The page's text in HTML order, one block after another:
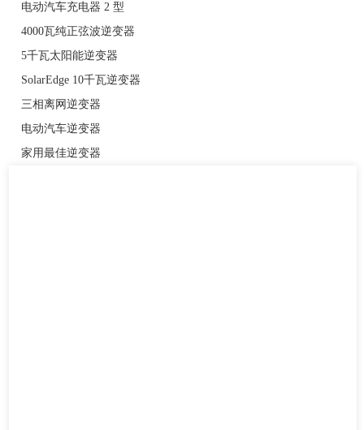
电动汽车充电器 2 型
4000瓦纯正弦波逆变器
5千瓦太阳能逆变器
SolarEdge 10千瓦逆变器
三相离网逆变器
电动汽车逆变器
家用最佳逆变器